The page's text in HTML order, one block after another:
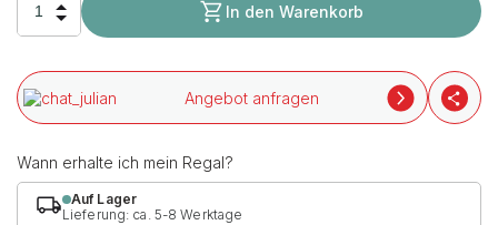
In den Warenkorb
Angebot anfragen
Wann erhalte ich mein Regal?
Auf Lager
Lieferung: ca. 5-8 Werktage